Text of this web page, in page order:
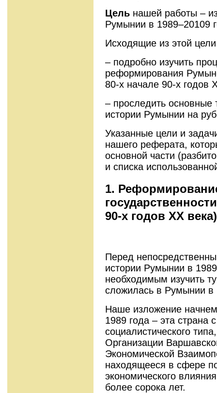
Цель нашей работы –
Румынии в 1989–20109
Исходящие из этой
– подробно изучить
реформирования
80-х начале 90-х годов
– проследить основные
истории Румынии на
Указанные цели и
нашего реферата,
основной части
и списка
1.
90-х годов XX века)
Перед
истории Румынии в
необходимым изучить
сложилась в Румынии в
Наше изложение
1989 года – эта страна
социалистического
Организации
Экономической
находящееся в сфере
экономического
более сорока лет.